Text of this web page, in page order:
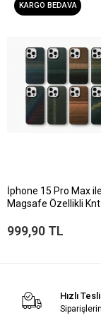
KARGO BEDAVA
İphone 15 Pro Max
Magsafe Özellikli
999,90 TL
Hızlı